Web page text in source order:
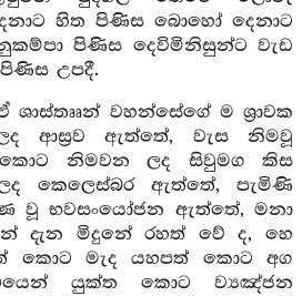
හිත පිණිස බොහෝ දෙනාට
පිණිස දෙවිමිනිසුන්ට වැඩ
උපදී.
ශාස්තෲන් වහන්සේගේ ම ශ්‍රාවක
ආස්‍රව ඇත්තේ, වැස නිමවූ
නිමවන ලද සිවුමග කිස
කෙලෙස්බර ඇත්තේ, පැමිණි
වූ භවසංයෝජන ඇත්තේ, මනා
දැන මිදුනේ රහත් වේ ද, හෙ
කොට මැද යහපත් කොට අග
යුක්ත කොට ව්‍යඤ්ජන